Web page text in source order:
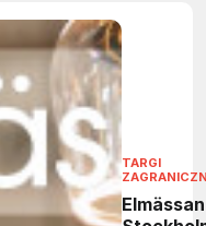
TARGI
Elmässan